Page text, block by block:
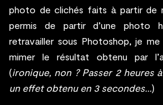
photo de clichés faits à partir de
permis de partir d’une photo
retravailler sous Photoshop, je
mimer le résultat obtenu par
(ironique, non ? Passer 2 heures
un effet obtenu en 3 secondes… )